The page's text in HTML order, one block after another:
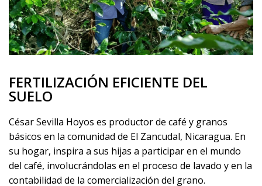
FERTILIZACIÓN EFICIENTE DEL
SUELO
César Sevilla Hoyos es productor de café y granos
básicos en la comunidad de El Zancudal, Nicaragua. En
su hogar, inspira a sus hijas a participar en el mundo
del café, involucrándolas en el proceso de lavado y en la
contabilidad de la comercialización del grano.